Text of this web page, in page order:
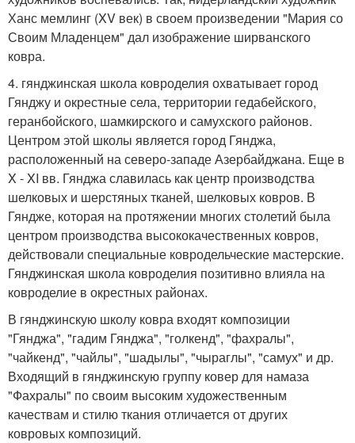
Ханс мемлинг (XV век) в своем произведении "Мария со
Своим Младенцем" дал изображение ширванского
ковра.
4. гянджинская школа ковроделия охватывает город
Гянджу и окрестные села, территории гедабейского,
геранбойского, шамкирского и самухского районов.
Центром этой школы является город Гянджа,
расположенный на северо-западе Азербайджана. Еще в
X - XI вв. Гянджа славилась как центр производства
шелковых и шерстяных тканей, шелковых ковров. В
Гяндже, которая на протяжении многих столетий была
центром производства высококачественных ковров,
действовали специальные ковродельческие мастерские.
Гянджинская школа ковроделия позитивно влияла на
ковроделие в окрестных районах.
В гянджинскую школу ковра входят композиции
"Гянджа", "гадим Гянджа", "голкенд", "фахралы",
"чайкенд", "чайлы", "шадылы", "чыраглы", "самух" и др.
Входящий в гянджинскую группу ковер для намаза
"Фахралы" по своим высоким художественным
качествам и стилю ткания отличается от других
ковровых композиций.